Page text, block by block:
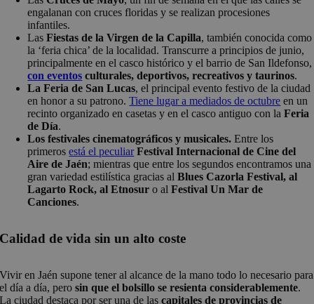
engalanan con cruces floridas y se realizan procesiones
infantiles.
LasFiestas de la Virgen de la Capilla, también conocida como
la ‘feria chica’ de la localidad. Transcurre a principios de junio,
principalmente en el casco histórico y el barrio de San Ildefonso,
con eventos culturales, deportivos, recreativos y taurinos.
La Feria de San Lucas, el principal evento festivo de la ciudad
en honor a su patrono.Tiene lugar a mediados de octubre en un
recinto organizado en casetas y en el casco antiguo con laFeria
de Día.
Los festivales cinematográficos y musicales.Entre los
primerosestá el peculiar Festival Internacional de Cine del
Aire de Jaén; mientras que entre los segundos encontramos una
gran variedad estilística gracias alBlues Cazorla Festival, al
Lagarto Rock, al Etnosuro al Festival Un Mar de
Canciones.
Calidad de vida sin un alto coste
Vivir en Jaén supone tener al alcance de la mano todo lo necesario para
el día a día, perosin que el bolsillo se resienta considerablemente.
La ciudad destaca por ser una de lascapitales de provincias de